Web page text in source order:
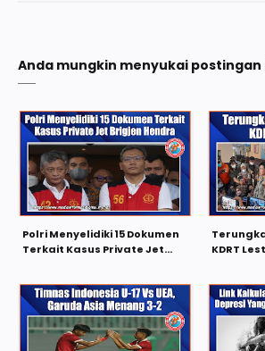
Anda mungkin menyukai postingan
Polri Menyelidiki 15 Dokumen
Terkait Kasus Private Jet
KDRT